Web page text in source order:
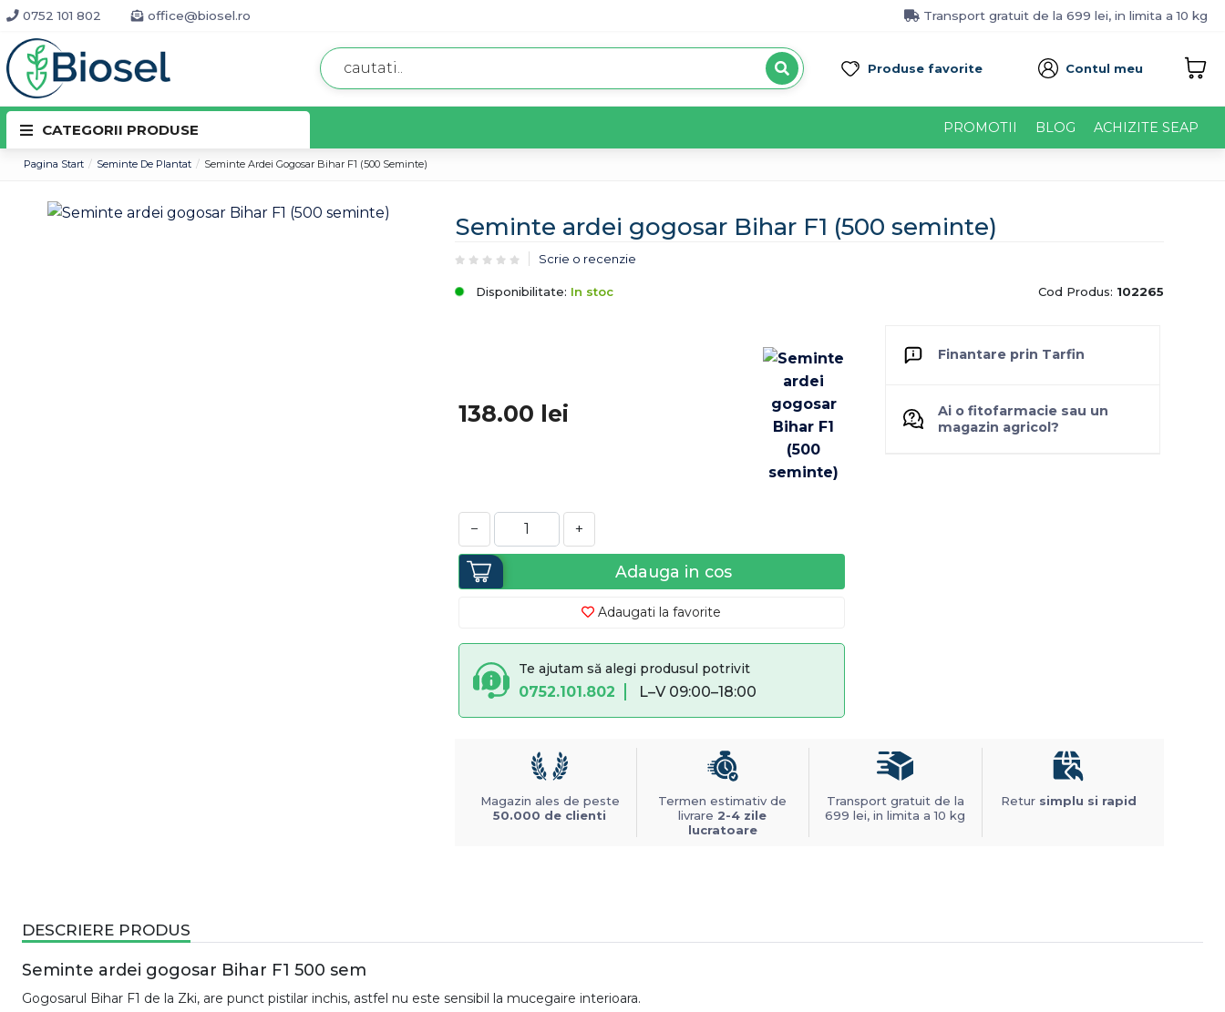
0752 101 802 office@biosel.ro Transport gratuit de la 699 lei, in limita a 10 kg
Produse favorite Contul meu
CATEGORII PRODUSE PROMOTII BLOG ACHIZITE SEAP
Pagina Start Seminte De Plantat Seminte Ardei Gogosar Bihar F1 (500 Seminte)
Seminte ardei gogosar Bihar F1 (500 seminte)
Scrie o recenzie
Disponibilitate: In stoc Cod Produs: 102265
138.00 lei
− +
Adauga in cos
Adaugati la favorite
Te ajutam să alegi produsul potrivit
0752.101.802 L–V 09:00–18:00
Finantare prin Tarfin
Ai o fitofarmacie sau un
magazin agricol?
Magazin ales de peste
50.000 de clienti
Termen estimativ de
livrare 2-4 zile
lucratoare
Transport gratuit de la
699 lei, in limita a 10 kg
Retur simplu si rapid
DESCRIERE PRODUS
Seminte ardei gogosar Bihar F1 500 sem
Gogosarul Bihar F1 de la Zki, are punct pistilar inchis, astfel nu este sensibil la mucegaire interioara.